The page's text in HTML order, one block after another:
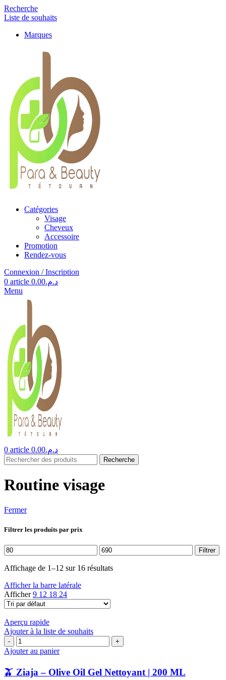
Recherche
Liste de souhaits
Marques
Catégories
Visage
Cheveux
Accessoire
Promotion
Rendez-vous
Connexion / Inscription
0 article د.م.0.00
Menu
0 article د.م.0.00
Recherche
Routine visage
Fermer
Filtrer les produits par prix
Prix
min
Prix
max
Filtrer
Affichage de 1–12 sur 16 résultats
Afficher la barre latérale
Afficher9 12 18 24
Aperçu rapide
Ajouter à la liste de souhaits
quantité
de
Ziaja
Ajouter au panier
🫒 Ziaja – Olive Oil Gel Nettoyant | 200 ML